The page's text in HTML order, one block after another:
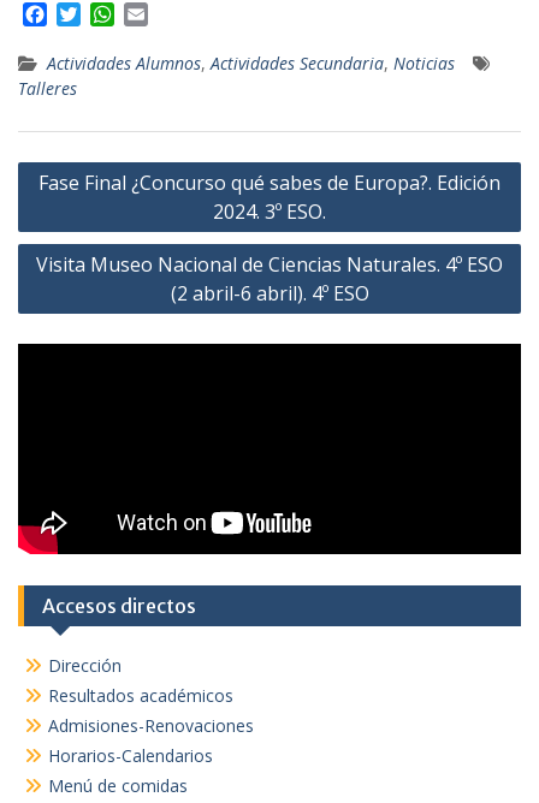
c
e
o
o
k
i
e
r
W
a
A
p
p
a
Actividades Alumnos,Actividades Secundaria, Noticias
Talleres
Navegación
entradas
Fase Final ¿Concurso qué sabes de Europa?. Edición
2024. 3º ESO.
Visita Museo Nacional de Ciencias Naturales. 4º ESO
(2 abril-6 abril). 4º ESO
Accesos directos
Dirección
Resultados académicos
Admisiones-Renovaciones
Horarios-Calendarios
Menú de comidas